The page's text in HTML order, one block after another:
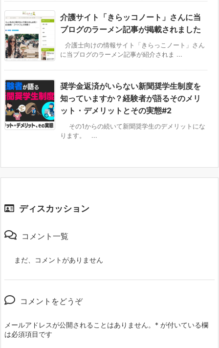
介護サイト「きらッコノート」さんに当
ブログのラーメン記事が掲載されました
介護士向けの情報サイト「きらっこノート」さん
に当ブログのラーメン記事が紹介されま ...
奨学金返済がいらない新聞奨学生制度を
知っていますか？経験者が語るそのメリ
ット・デメリットとその実態#2
その1からの続いて新聞奨学生のデメリットにな
ります。 ...
ディスカッション
コメント一覧
まだ、コメントがありません
コメントをどうぞ
メールアドレスが公開されることはありません。 * が付いている欄
は必須項目です